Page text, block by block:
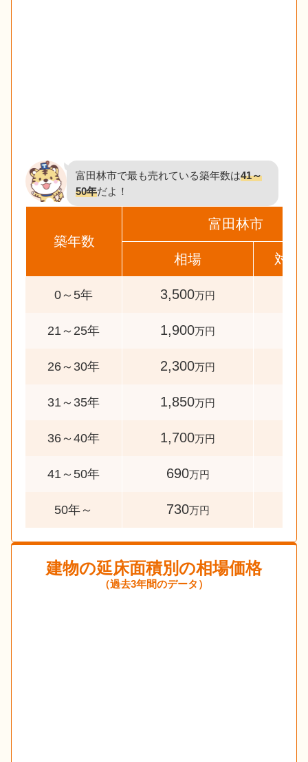
富田林市で最も売れている築年数は41～
50年だよ！
築年数
富田林市
相場 対象
0～5年 3,500万円
21～25年 1,900万円
26～30年 2,300万円
31～35年 1,850万円
36～40年 1,700万円
41～50年 690万円
50年～ 730万円
建物の延床面積別の相場価格
（過去3年間のデータ）